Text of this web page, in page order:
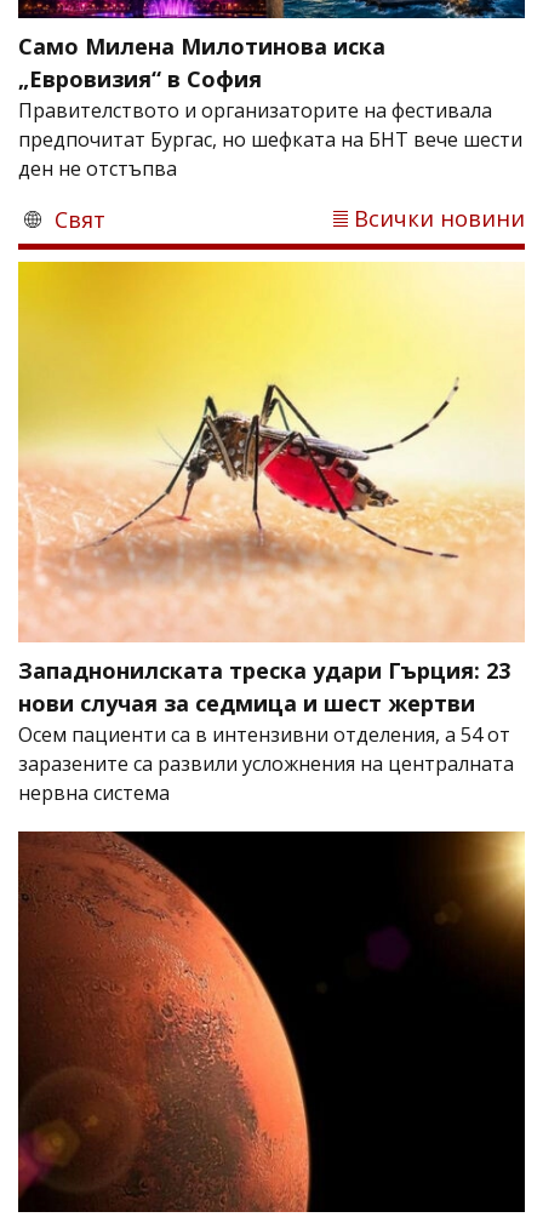
Само Милена Милотинова иска
„Евровизия“ в София
Правителството и организаторите на фестивала
предпочитат Бургас, но шефката на БНТ вече шести
ден не отстъпва
Свят Всички новини
Западнонилската треска удари Гърция: 23
нови случая за седмица и шест жертви
Осем пациенти са в интензивни отделения, а 54 от
заразените са развили усложнения на централната
нервна система